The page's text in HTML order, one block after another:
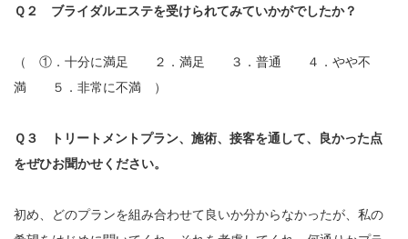
Ｑ２ ブライダルエステを受けられてみていかがでしたか？
（ ①．十分に満足 ２．満足 ３．普通 ４．やや不
満 ５．非常に不満 ）
Ｑ３ トリートメントプラン、施術、接客を通して、良かった点
をぜひお聞かせください。
初め、どのプランを組み合わせて良いか分からなかったが、私の